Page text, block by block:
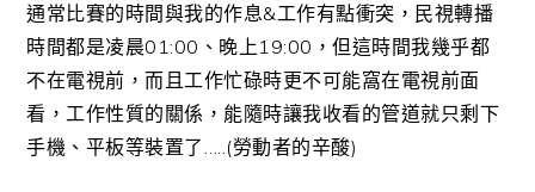
通常比賽的時間與我的作息&工作有點衝突，民視轉播
時間都是凌晨01:00、晚上19:00，但這時間我幾乎都
不在電視前，而且工作忙碌時更不可能窩在電視前面
看，工作性質的關係，能隨時讓我收看的管道就只剩下
手機、平板等裝置了…..(勞動者的辛酸)